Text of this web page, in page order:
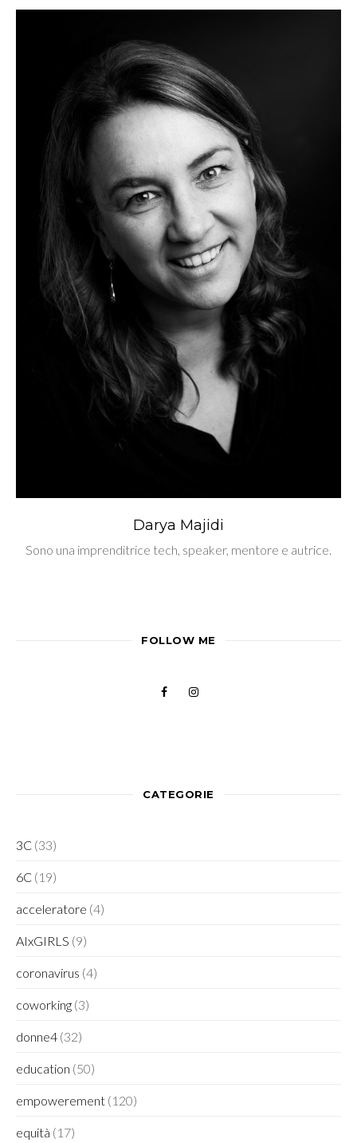
Darya Majidi
Sono una imprenditrice tech, speaker, mentore e autrice.
FOLLOW ME
CATEGORIE
3C (33)
6C (19)
acceleratore (4)
AIxGIRLS (9)
coronavirus (4)
coworking (3)
donne4 (32)
education (50)
empowerement (120)
equità (17)